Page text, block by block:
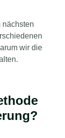
nächsten
wir die